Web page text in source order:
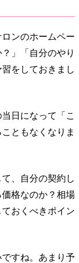
ンのホームペー
」「自分のやり
をしておきまし
日になって「こ
ともなくなりま
、自分の契約し
格なのか？相場
おくべきポイン
すね。あまり予